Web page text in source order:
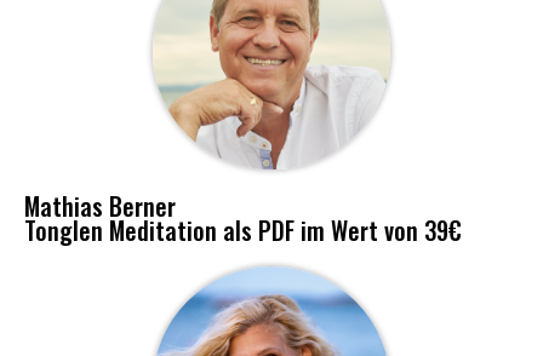
Mathias Berner
Tonglen Meditation als PDF im Wert von 39€